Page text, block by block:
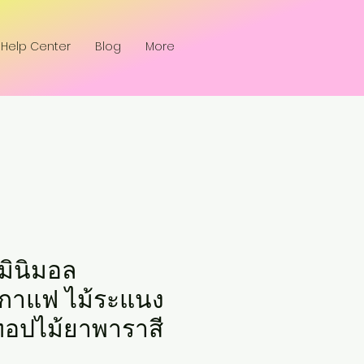
Help Center Blog More
นิมอล
าแฟ ไม้ระแนง
อปไม้ยาพาราสี